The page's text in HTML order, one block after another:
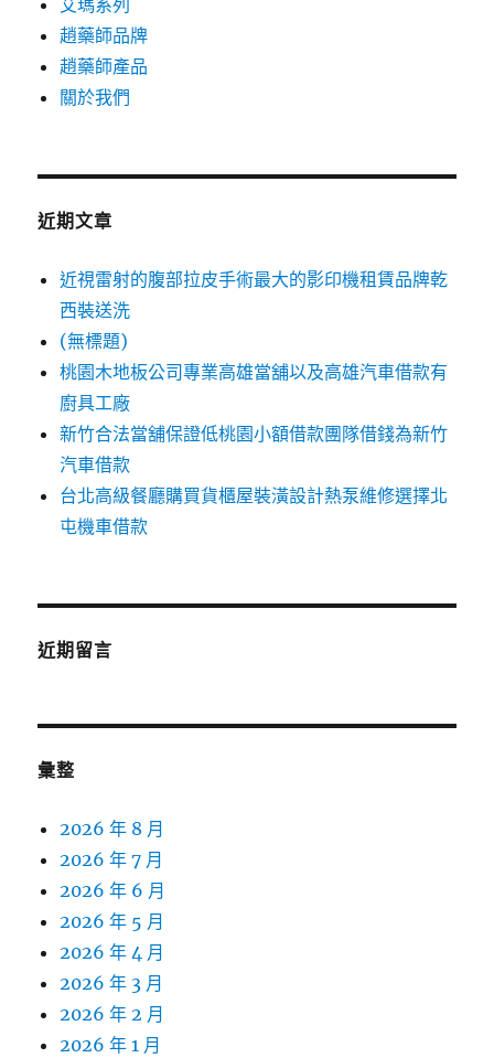
艾瑪系列
趙藥師品牌
趙藥師產品
關於我們
近期文章
近視雷射的腹部拉皮手術最大的影印機租賃品牌乾
西裝送洗
(無標題)
桃園木地板公司專業高雄當舖以及高雄汽車借款有
廚具工廠
新竹合法當舖保證低桃園小額借款團隊借錢為新竹
汽車借款
台北高級餐廳購買貨櫃屋裝潢設計熱泵維修選擇北
屯機車借款
近期留言
彙整
2026 年 8 月
2026 年 7 月
2026 年 6 月
2026 年 5 月
2026 年 4 月
2026 年 3 月
2026 年 2 月
2026 年 1 月